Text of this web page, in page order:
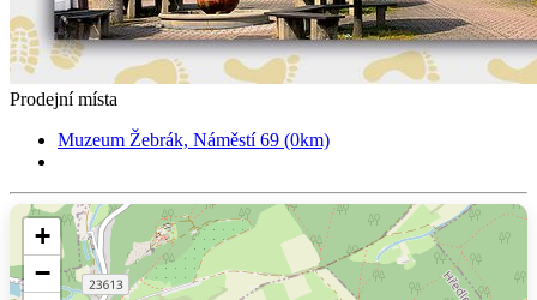
Prodejní místa
Muzeum Žebrák, Náměstí 69 (0km)
+
−